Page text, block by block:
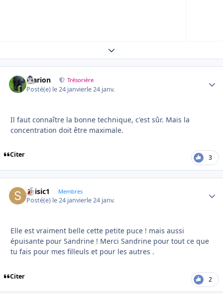
Expand topic overview
Marion Trésorière
Posté(e) le 24 janvierle 24 janv.
Il faut connaître la bonne technique, c'est sûr. Mais la
concentration doit être maximale.
Citer 3
Soisic1 Membres
Posté(e) le 24 janvierle 24 janv.
Elle est vraiment belle cette petite puce ! mais aussi
épuisante pour Sandrine ! Merci Sandrine pour tout ce que
tu fais pour mes filleuls et pour les autres .
Citer 2